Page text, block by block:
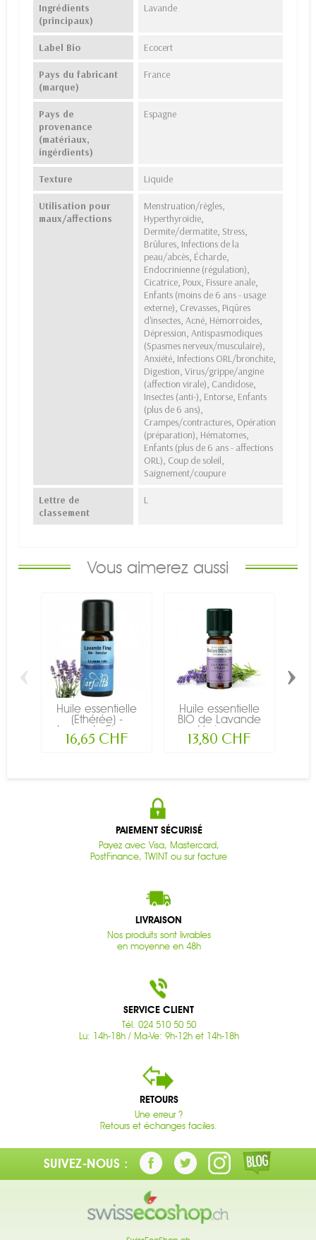
Ingrédients
(principaux)
Lavande
Label Bio Ecocert
Pays du fabricant
(marque)
France
Pays de
provenance
(matériaux,
ingérdients)
Espagne
Texture Liquide
Utilisation pour
maux/affections
Menstruation/règles,
Hyperthyroïdie,
Dermite/dermatite, Stress,
Brûlures, Infections de la
peau/abcès, Écharde,
Endocrinienne (régulation),
Cicatrice, Poux, Fissure anale,
Enfants (moins de 6 ans - usage
externe), Crevasses, Piqûres
d'insectes, Acné, Hémorroides,
Dépression, Antispasmodiques
(Spasmes nerveux/musculaire),
Anxiété, Infections ORL/bronchite,
Digestion, Virus/grippe/angine
(affection virale), Candidose,
Insectes (anti-), Entorse, Enfants
(plus de 6 ans),
Crampes/contractures, Opération
(préparation), Hématomes,
Enfants (plus de 6 ans - affections
ORL), Coup de soleil,
Saignement/coupure
Lettre de
classement
L
Vous aimerez aussi
Huile essentielle
(Ethérée) -
Lavande Fine...
16,65 CHF
Huile essentielle
BIO de Lavande
Vraie -...
13,80 CHF
‹ ›
PAIEMENT SÉCURISÉ
Payez avec Visa, Mastercard,
PostFinance, TWINT ou sur facture
LIVRAISON
Nos produits sont livrables
en moyenne en 48h
SERVICE CLIENT
Tél. 024 510 50 50
Lu: 14h-18h / Ma-Ve: 9h-12h et 14h-18h
RETOURS
Une erreur ?
Retours et échanges faciles.
SUIVEZ-NOUS :